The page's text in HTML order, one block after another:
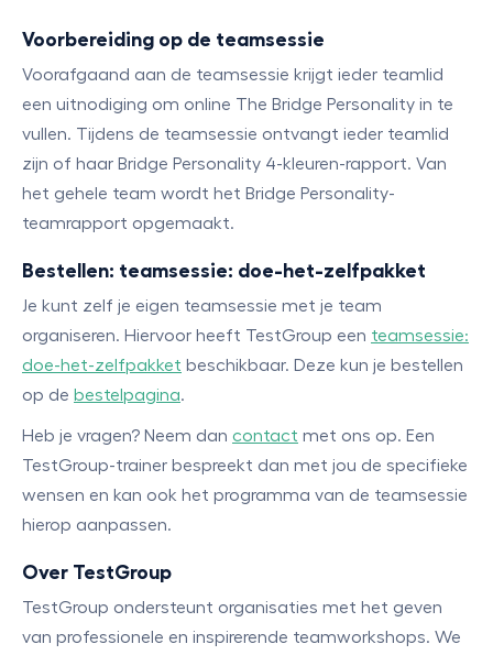
Voorbereiding op de teamsessie
Voorafgaand aan de teamsessie krijgt ieder teamlid
een uitnodiging om online The Bridge Personality in te
vullen. Tijdens de teamsessie ontvangt ieder teamlid
zijn of haar Bridge Personality 4-kleuren-rapport. Van
het gehele team wordt het Bridge Personality-
teamrapport opgemaakt.
Bestellen: teamsessie: doe-het-zelfpakket
Je kunt zelf je eigen teamsessie met je team
organiseren. Hiervoor heeft TestGroup een teamsessie:
doe-het-zelfpakket beschikbaar. Deze kun je bestellen
op de bestelpagina.
Heb je vragen? Neem dan contact met ons op. Een
TestGroup-trainer bespreekt dan met jou de specifieke
wensen en kan ook het programma van de teamsessie
hierop aanpassen.
Over TestGroup
TestGroup ondersteunt organisaties met het geven
van professionele en inspirerende teamworkshops. We